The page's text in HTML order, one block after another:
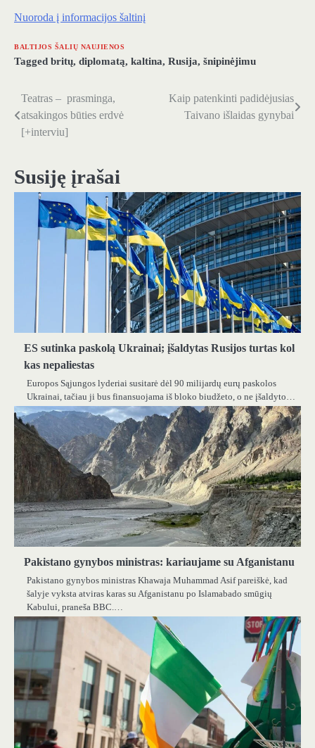
Nuoroda į informacijos šaltinį
BALTIJOS ŠALIŲ NAUJIENOS
Tagged britų, diplomatą, kaltina, Rusija, šnipinėjimu
Navigacija
tarp
Teatras – prasminga,
atsakingos būties erdvė
[+interviu]
Kaip patenkinti padidėjusias
Taivano išlaidas gynybai
Susiję įrašai
ES sutinka paskolą Ukrainai; įšaldytas Rusijos turtas kol
kas nepaliestas
Europos Sąjungos lyderiai susitarė dėl 90 milijardų eurų paskolos
Ukrainai, tačiau ji bus finansuojama iš bloko biudžeto, o ne įšaldyto…
Pakistano gynybos ministras: kariaujame su Afganistanu
Pakistano gynybos ministras Khawaja Muhammad Asif pareiškė, kad
šalyje vyksta atviras karas su Afganistanu po Islamabado smūgių
Kabului, praneša BBC.…